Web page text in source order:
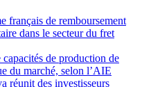
français de remboursement
dans le secteur du fret
de production de
du marché, selon l’AIE
réunit des investisseurs